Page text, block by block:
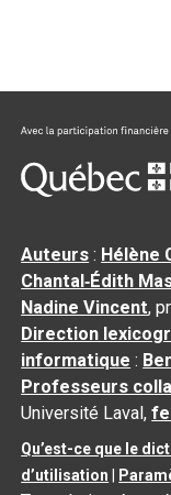
Auteurs : Hélène
Chantal‑Édith
Nadine Vincent,
Direction
informatique :
Professeurs
Université Laval,
Qu’est-ce que le
d’utilisation